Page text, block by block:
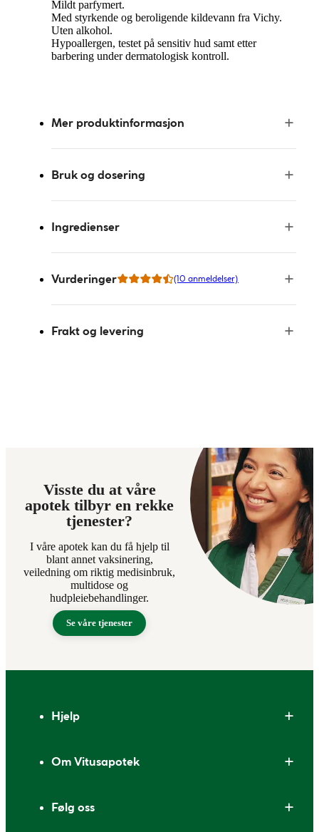
Mildt parfymert.
Med styrkende og beroligende kildevann fra Vichy.
Uten alkohol.
Hypoallergen, testet på sensitiv hud samt etter
barbering under dermatologisk kontroll.
Mer produktinformasjon
Bruk og dosering
Ingredienser
Vurderinger (10 anmeldelser)
Frakt og levering
Visste du at våre
apotek tilbyr en rekke
tjenester?
I våre apotek kan du få hjelp til
blant annet vaksinering,
veiledning om riktig medisinbruk,
multidose og
hudpleiebehandlinger.
Se våre tjenester
Hjelp
Om Vitusapotek
Følg oss